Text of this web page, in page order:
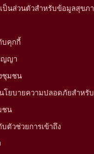
ป็นส่วนตัวสำหรับข้อมูลสุขภ
บคุกกี้
ญญา
ชุมชน
โยบายความปลอดภัยสำหรั
ชน
ตัวช่วยการเข้าถึง